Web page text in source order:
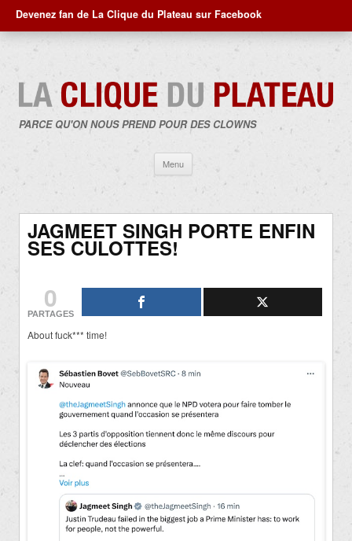
Devenez fan de La Clique du Plateau sur Facebook
PARCE QU'ON NOUS PREND POUR DES CLOWNS
Menu
contenu
JAGMEET SINGH PORTE ENFIN
SES CULOTTES!
0
PARTAGES
About fuck*** time!